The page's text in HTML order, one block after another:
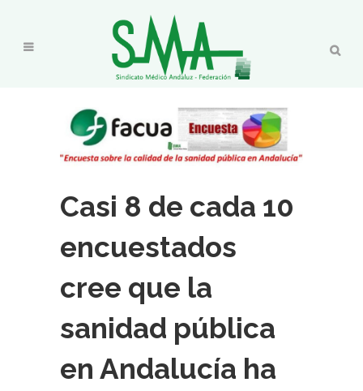
Casi 8 de cada 10
encuestados
cree que la
sanidad pública
en Andalucía ha